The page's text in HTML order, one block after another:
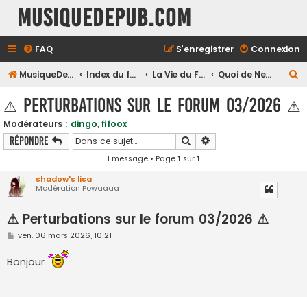
MusiqueDePub.com
FAQ Connexion
S’enregistrer
MusiqueDePub.com Index du forum La Vie du Forum Quoi de Neuf à Bord ?
c
⚠ Perturbations sur le forum 03/2026 ⚠
Modérateurs : dingo, fifoox
Répondre Rechercher
1 message • Page1 sur1
shadow's lisa
Modération Powaaaa
⚠ Perturbations sur le forum 03/2026 ⚠
M
s
ven. 06 mars 2026, 10:21
Bonjour